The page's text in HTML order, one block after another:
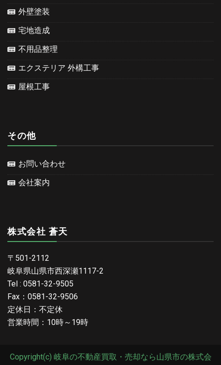
外壁塗装
宅地造成
不用品整理
エクステリア 外構工事
屋根工事
その他
お問い合わせ
会社案内
株式会社 蒼天
〒501-2112
岐阜県山県市西深瀬1117-2
Tel : 0581-32-9505
Fax：0581-32-9506
定休日：不定休
営業時間：10時～19時
Copyright(c) 岐阜の不動産買取・売却なら山県市の株式会